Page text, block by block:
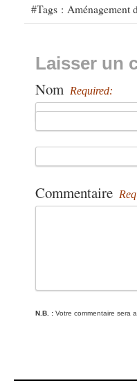
#Tags : Aménagement
Laisser un
Nom Required:
Commentaire
N.B. : Votre commentaire sera